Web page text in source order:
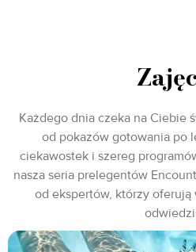
Każdego dnia czeka na Ciebie
od pokazów gotowania po
ciekawostek i szereg
nasza seria prelegentów
od ekspertów, którzy